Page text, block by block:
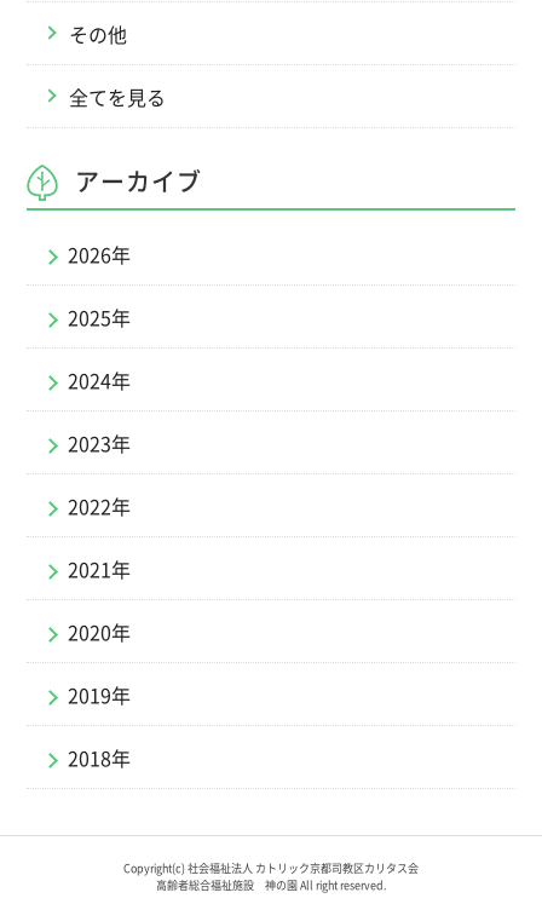
その他
全てを見る
アーカイブ
2026年
2025年
2024年
2023年
2022年
2021年
2020年
2019年
2018年
Copyright(c) 社会福祉法人 カトリック京都司教区カリタス会
高齢者総合福祉施設 神の園 All right reserved.